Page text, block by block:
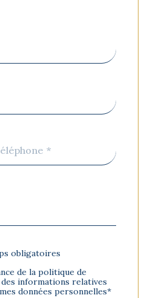
obligatoires
de la politique de
informations relatives
données personnelles*